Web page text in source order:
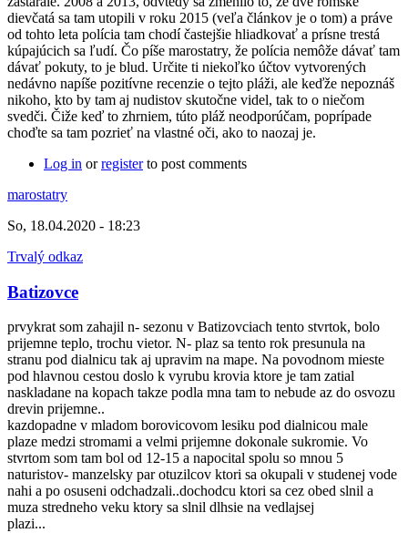
dievčatá sa tam utopili v roku 2015 (veľa článkov je o tom) a práve
od tohto leta polícia tam chodí častejšie hliadkovať a prísne trestá
kúpajúcich sa ľudí. Čo píše marostatry, že polícia nemôže dávať tam
dávať pokuty, to je blud. Určite ti niekoľko účtov vytvorených
nedávno napíše pozitívne recenzie o tejto pláži, ale keďže nepoznáš
nikoho, kto by tam aj nudistov skutočne videl, tak to o niečom
svedči. Čiže keď to zhrniem, túto pláž neodporúčam, poprípade
choďte sa tam pozrieť na vlastné oči, ako to naozaj je.
Log in orregisterto post comments
marostatry
So, 18.04.2020 - 18:23
Trvalý odkaz
Batizovce
prvykrat som zahajil n- sezonu v Batizovciach tento stvrtok, bolo
prijemne teplo, trochu vietor. N- plaz sa tento rok presunula na
stranu pod dialnicu tak aj upravim na mape. Na povodnom mieste
pod hlavnou cestou doslo k vyrubu krovia ktore je tam zatial
naskladane na kopach takze podla mna tam to nebude az do osvozu
drevin prijemne..
kazdopadne v mladom borovicovom lesiku pod dialnicou male
plaze medzi stromami a velmi prijemne dokonale sukromie. Vo
stvrtom som tam bol od 12-15 a napocital spolu so mnou 5
naturistov- manzelsky par otuzilcov ktori sa okupali v studenej vode
nahi a po osuseni odchadzali..dochodcu ktori sa cez obed slnil a
muza stredneho veku ktory sa slnil dlhsie na vedlajsej
plazi...